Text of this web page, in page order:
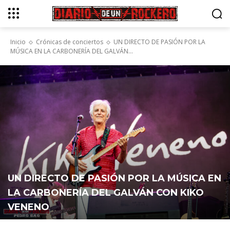
Inicio Crónicas de conciertos
UN DIRECTO DE PASIÓN POR LA
MÚSICA EN LA CARBONERÍA DEL GALVÁN...
UN DIRECTO DE PASIÓN POR LA MÚSICA EN
LA CARBONERÍA DEL GALVÁN CON KIKO
VENENO